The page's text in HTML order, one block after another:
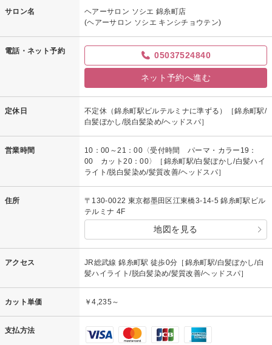
サロン名
ヘアーサロン ソシエ 錦糸町店
(ヘアーサロン ソシエ キンシチョウテン)
電話・ネット予約 05037524840
ネット予約へ進む
定休日
不定休（錦糸町駅ビルテルミナに準ずる）［錦糸町駅/
白髪ぼかし/脱白髪染め/ヘッドスパ］
営業時間
10：00～21：00〈受付時間 パーマ・カラー19：
00 カット20：00〉［錦糸町駅/白髪ぼかし/白髪ハイ
ライト/脱白髪染め/髪質改善/ヘッドスパ］
住所
〒130-0022 東京都墨田区江東橋3-14-5 錦糸町駅ビル
テルミナ 4F
地図を見る
アクセス
JR総武線 錦糸町駅 徒歩0分［錦糸町駅/白髪ぼかし/白
髪ハイライト/脱白髪染め/髪質改善/ヘッドスパ］
カット単価 ￥4,235～
支払方法